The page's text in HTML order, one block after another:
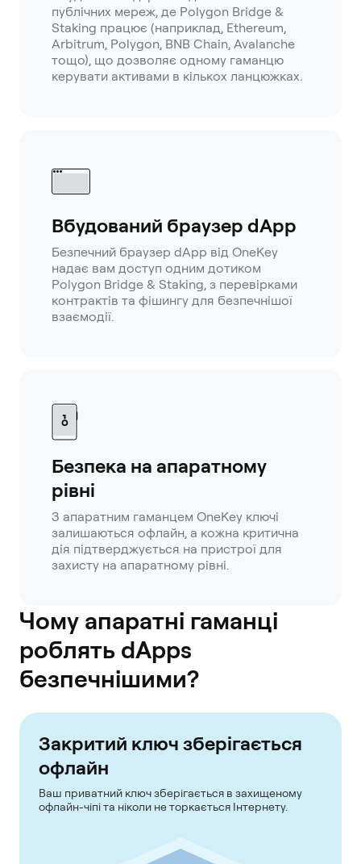
публічних мереж, де Polygon Bridge &
Staking працює (наприклад, Ethereum,
Arbitrum, Polygon, BNB Chain, Avalanche
тощо), що дозволяє одному гаманцю
керувати активами в кількох ланцюжках.
Вбудований браузер dApp
Безпечний браузер dApp від OneKey
надає вам доступ одним дотиком
Polygon Bridge & Staking, з перевірками
контрактів та фішингу для безпечнішої
взаємодії.
Безпека на апаратному
рівні
З апаратним гаманцем OneKey ключі
залишаються офлайн, а кожна критична
дія підтверджується на пристрої для
захисту на апаратному рівні.
Чому апаратні гаманці
роблять dApps
безпечнішими?
Закритий ключ зберігається
офлайн
Ваш приватний ключ зберігається в захищеному
офлайн-чіпі та ніколи не торкається Інтернету.